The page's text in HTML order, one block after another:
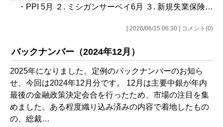
・PPI 5月 ２. ミシガンサーベイ6月 ３. 新規失業保険…
[ 2026/06/15 06:30 ] コメント(0)
バックナンバー（2024年12月）
2025年になりました。定例のバックナンバーのお知ら
せ、今回は2024年12月分です。 12月は主要中銀が年内
最後の金融政策決定会合を行ったため、市場の注目を集
めました。ある程度織り込み済みの内容で着地したもの
の、総裁…